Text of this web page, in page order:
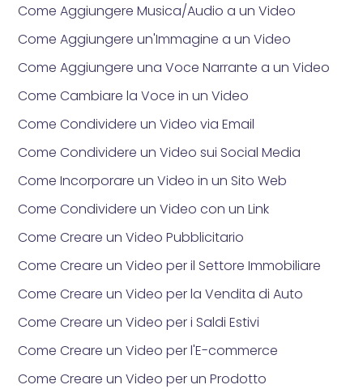
Come Aggiungere Musica/Audio a un Video
Come Aggiungere un'Immagine a un Video
Come Aggiungere una Voce Narrante a un Video
Come Cambiare la Voce in un Video
Come Condividere un Video via Email
Come Condividere un Video sui Social Media
Come Incorporare un Video in un Sito Web
Come Condividere un Video con un Link
Come Creare un Video Pubblicitario
Come Creare un Video per il Settore Immobiliare
Come Creare un Video per la Vendita di Auto
Come Creare un Video per i Saldi Estivi
Come Creare un Video per l'E-commerce
Come Creare un Video per un Prodotto